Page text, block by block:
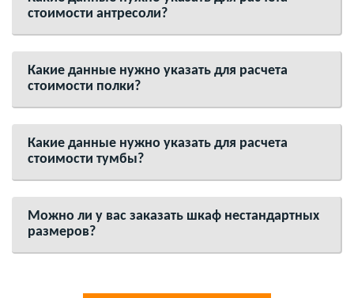
стоимости антресоли?
Какие данные нужно указать для расчета
стоимости полки?
Какие данные нужно указать для расчета
стоимости тумбы?
Можно ли у вас заказать шкаф нестандартных
размеров?